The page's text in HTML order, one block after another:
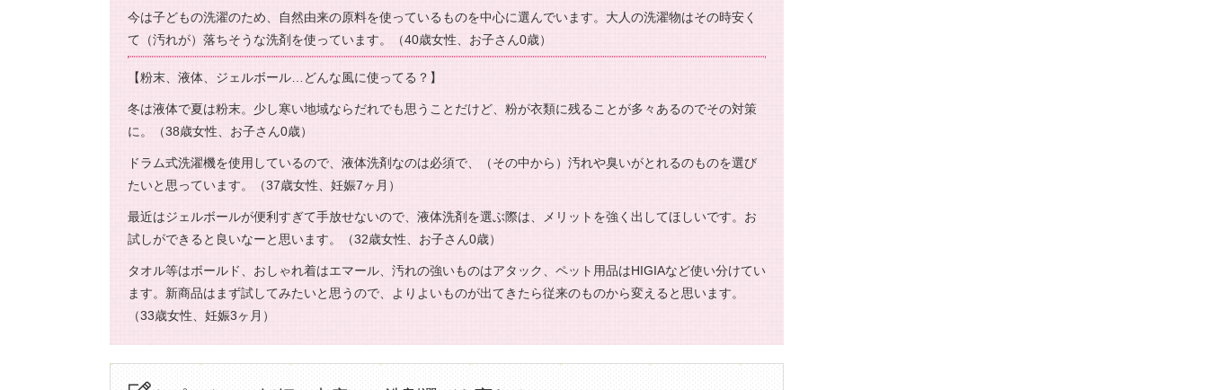
今は子どもの洗濯のため、自然由来の原料を使っているものを中心に選んでいます。大人の洗濯物はその時安く
て（汚れが）落ちそうな洗剤を使っています。（40歳女性、お子さん0歳）
【粉末、液体、ジェルボール…どんな風に使ってる？】
冬は液体で夏は粉末。少し寒い地域ならだれでも思うことだけど、粉が衣類に残ることが多々あるのでその対策
に。（38歳女性、お子さん0歳）
ドラム式洗濯機を使用しているので、液体洗剤なのは必須で、（その中から）汚れや臭いがとれるのものを選び
たいと思っています。（37歳女性、妊娠7ヶ月）
最近はジェルボールが便利すぎて手放せないので、液体洗剤を選ぶ際は、メリットを強く出してほしいです。お
試しができると良いなーと思います。（32歳女性、お子さん0歳）
タオル等はボールド、おしゃれ着はエマール、汚れの強いものはアタック、ペット用品はHIGIAなど使い分けてい
ます。新商品はまず試してみたいと思うので、よりよいものが出てきたら従来のものから変えると思います。
（33歳女性、妊娠3ヶ月）